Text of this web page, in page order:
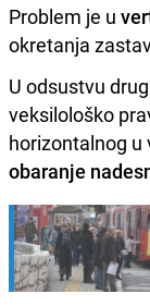
Problem je u
okretanja
U odsustvu
veksilološko
horizontalnog u
obaranje